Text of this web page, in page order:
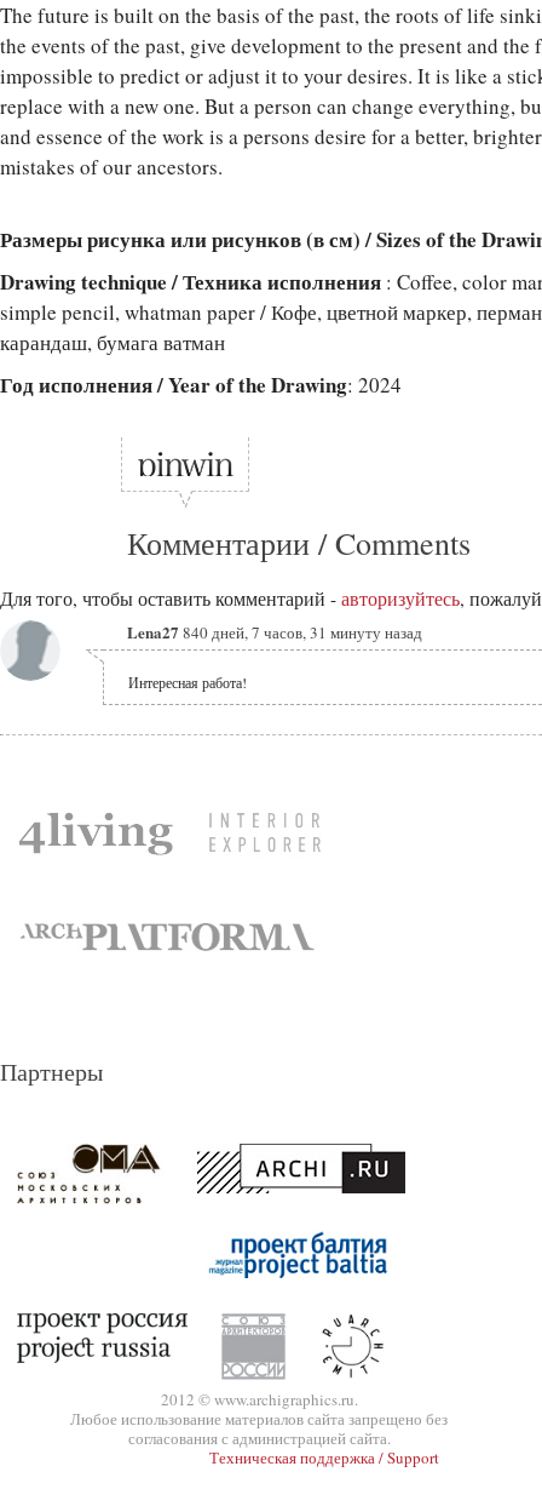
The future is built on the basis of the past, the roots of life
the events of the past, give development to the present and
impossible to predict or adjust it to your desires. It is like a
replace with a new one. But a person can change everything,
and essence of the work is a persons desire for a better,
mistakes of our ancestors.
Размеры рисунка или рисунков (в см) / Sizes of the
Drawing technique / Техника исполнения : Coffee, color
simple pencil, whatman paper / Кофе, цветной маркер,
карандаш, бумага ватман
Год исполнения / Year of the Drawing: 2024
Комментарии / Comments
Для того, чтобы оставить комментарий - авторизуйтесь,
Lena27 840 дней, 7 часов, 31 минуту назад
Интересная работа!
Партнеры
2012 © www.archigraphics.ru.
Любое использование материалов сайта запрещено без
согласования с администрацией сайта.
Техническая поддержка / Support